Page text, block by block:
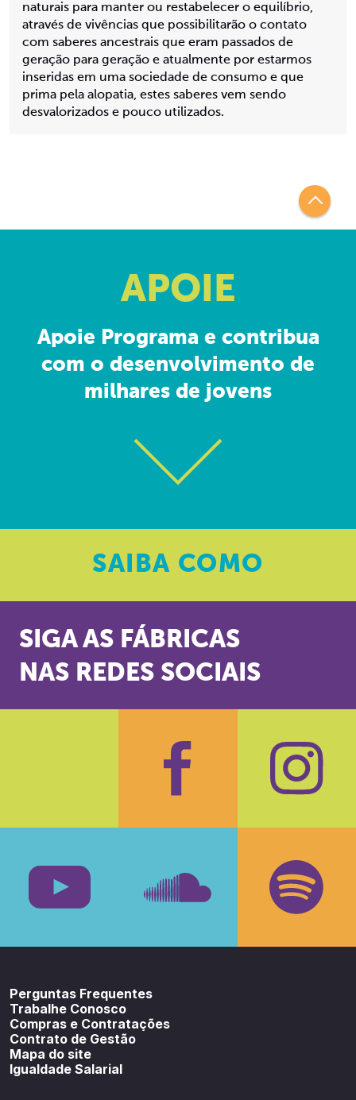
naturais para manter ou restabelecer o equilíbrio,
através de vivências que possibilitarão o contato
com saberes ancestrais que eram passados de
geração para geração e atualmente por estarmos
inseridas em uma sociedade de consumo e que
prima pela alopatia, estes saberes vem sendo
desvalorizados e pouco utilizados.
APOIE
Apoie Programa e contribua
com o desenvolvimento de
milhares de jovens
SAIBA COMO
SIGA AS FÁBRICAS
NAS REDES SOCIAIS
Facebook
Perguntas Frequentes
Trabalhe Conosco
Compras e Contratações
Contrato de Gestão
Mapa do site
Igualdade Salarial